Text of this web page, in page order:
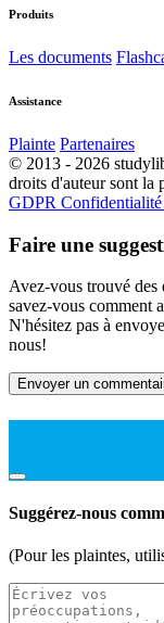
Produits
Les documents
Assistance
Plainte Partenaires
© 2013 - 2026
droits d'auteur sont la
GDPR Confidentialité
Faire une
Avez-vous trouvé des
savez-vous comment
N'hésitez pas à
nous!
Envoyer un
Suggérez-nous
(Pour les plaintes,